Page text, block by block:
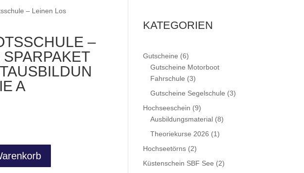
– Leinen Los
–
A
KATEGORIEN
Gutscheine 66
Produkte
Gutscheine Motorboot
Fahrschule
33
Produkte
Gutscheine Segelschule 33
Hochseeschein 99
Produkte
Ausbildungsmaterial 88
Theoriekurse 2026 11
Hochseetörns 22
Produkte
Küstenschein SBF See 22